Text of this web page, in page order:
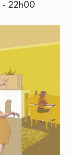
- 22h00